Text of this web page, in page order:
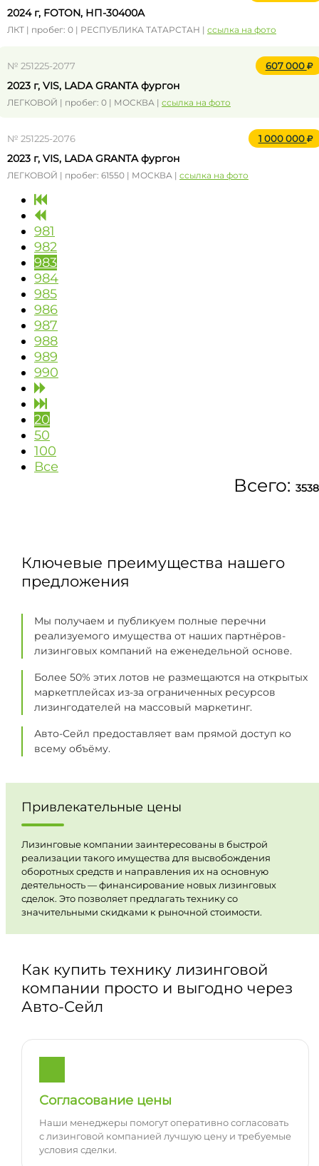
2024 г, FOTON, НП-30400A
ЛКТ | пробег: 0 | РЕСПУБЛИКА ТАТАРСТАН | ссылка на фото
№ 251225-2077 607 000
2023 г, VIS, LADA GRANTA фургон
ЛЕГКОВОЙ | пробег: 0 | МОСКВА | ссылка на фото
№ 251225-2076 1 000 000
2023 г, VIS, LADA GRANTA фургон
ЛЕГКОВОЙ | пробег: 61550 | МОСКВА | ссылка на фото
981
982
983
984
985
986
987
988
989
990
20
50
100
Все
Всего:
Ключевые преимущества нашего
предложения
Мы получаем и публикуем полные перечни
реализуемого имущества от наших партнёров-
лизинговых компаний на еженедельной основе.
Более 50% этих лотов не размещаются на открытых
маркетплейсах из-за ограниченных ресурсов
лизингодателей на массовый маркетинг.
Авто-Сейл предоставляет вам прямой доступ ко
всему объёму.
Привлекательные цены
Лизинговые компании заинтересованы в быстрой
реализации такого имущества для высвобождения
оборотных средств и направления их на основную
деятельность — финансирование новых лизинговых
сделок. Это позволяет предлагать технику со
значительными скидками к рыночной стоимости.
Как купить технику лизинговой
компании просто и выгодно через
Авто-Сейл
Согласование цены
Наши менеджеры помогут оперативно согласовать
с лизинговой компанией лучшую цену и требуемые
условия сделки.